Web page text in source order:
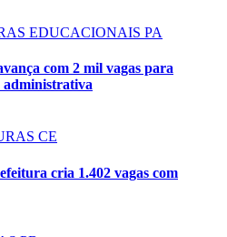
EDUCACIONAIS PA
com 2 mil vagas para
administrativa
CE
cria 1.402 vagas com